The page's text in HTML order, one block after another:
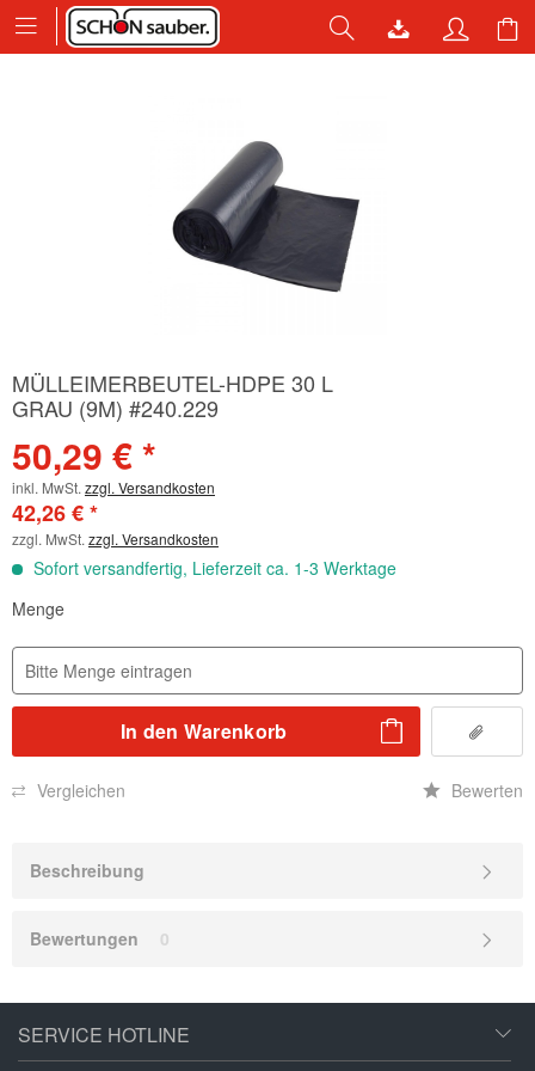
MÜLLEIMERBEUTEL-HDPE 30 L
GRAU (9Μ) #240.229
50,29 € *
inkl. MwSt. zzgl. Versandkosten
42,26 € *
zzgl. MwSt. zzgl. Versandkosten
Sofort versandfertig, Lieferzeit ca. 1-3 Werktage
Menge
In den Warenkorb
Vergleichen Bewerten
Beschreibung
Bewertungen 0
SERVICE HOTLINE